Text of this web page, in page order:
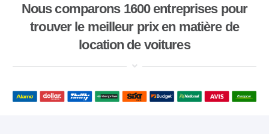
Nous comparons 1600 entreprises pour
trouver le meilleur prix en matière de
location de voitures